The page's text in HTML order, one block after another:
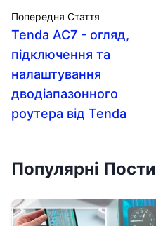
Попередня Стаття
Tenda AC7 - огляд,
підключення та
налаштування
дводіапазонного
роутера від Tenda
Популярні Пости